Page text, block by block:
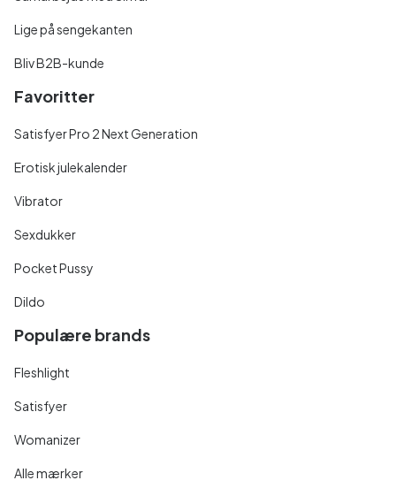
Lige på sengekanten
Bliv B2B-kunde
Favoritter
Satisfyer Pro 2 Next Generation
Erotisk julekalender
Vibrator
Sexdukker
Pocket Pussy
Dildo
Populære brands
Fleshlight
Satisfyer
Womanizer
Alle mærker